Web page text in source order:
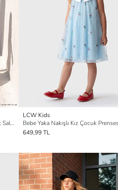
Keten Karışımlı Fisto Detaylı Kız Çocuk Salopet
LCW Kids
649,99 TL